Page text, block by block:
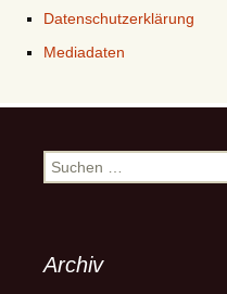
Datenschutzerklärung
Mediadaten
Suchen
nach:
Archiv